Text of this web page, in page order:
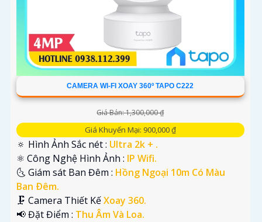
CAMERA WI-FI XOAY 360º TAPO C222
Giá Bán: 1,300,000 ₫
Giá Khuyến Mại: 900,000 ₫
🔅 Hình Ảnh Sắc nét : Ultra 2k + .
⚛️ Công Nghệ Hình Ảnh : IP Wifi.
🌜 Giám sát Ban Đêm : Hồng Ngoại 10m Có Màu
Ban Ðêm.
🗜️ Camera Thiết KếXoay 360.
️📢 Đặt Điểm : Thu Âm Và Loa.